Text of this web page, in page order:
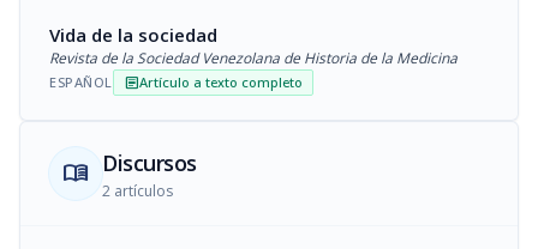
Vida de la sociedad
Revista de la Sociedad Venezolana de Historia de la Medicina
ESPAÑOL articleArtículo a texto completo
menu_book Discursos
2 artículos